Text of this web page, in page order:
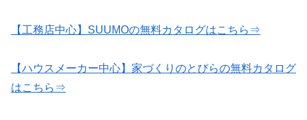
【工務店中心】SUUMOの無料カタログはこちら⇒
【ハウスメーカー中心】家づくりのとびらの無料カタログ
はこちら⇒